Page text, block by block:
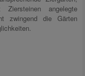
Ziersteinen angelegte
zwingend die Gärten